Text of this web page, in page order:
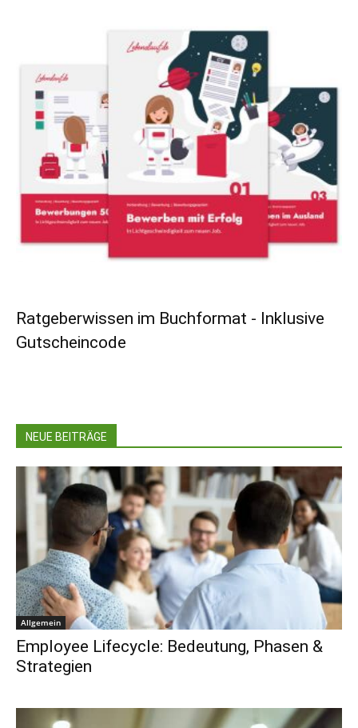
Ratgeberwissen im Buchformat - Inklusive
Gutscheincode
NEUE BEITRÄGE
Allgemein
Employee Lifecycle: Bedeutung, Phasen &
Strategien